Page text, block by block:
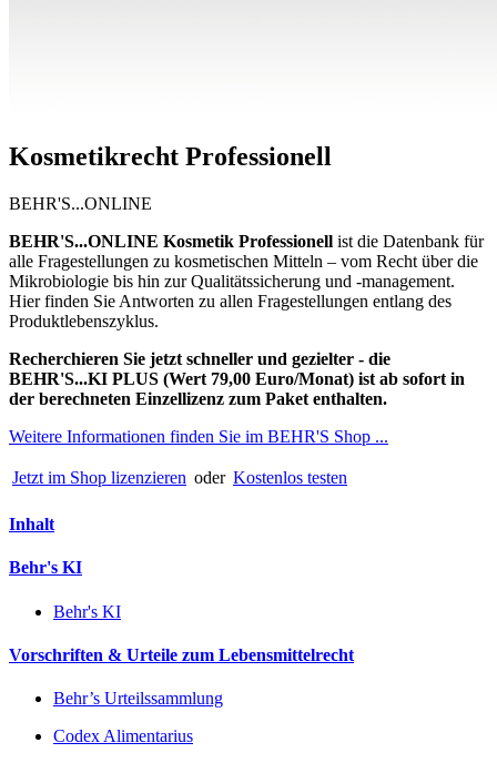
Kosmetikrecht Professionell
BEHR'S...ONLINE
BEHR'S...ONLINE Kosmetik Professionell ist die Datenbank für
alle Fragestellungen zu kosmetischen Mitteln – vom Recht über die
Mikrobiologie bis hin zur Qualitätssicherung und -management.
Hier finden Sie Antworten zu allen Fragestellungen entlang des
Produktlebenszyklus.
Recherchieren Sie jetzt schneller und gezielter - die
BEHR'S...KI PLUS (Wert 79,00 Euro/Monat) ist ab sofort in
der berechneten Einzellizenz zum Paket enthalten.
Weitere Informationen finden Sie im BEHR'S Shop ...
Jetzt im Shop lizenzieren oder Kostenlos testen
Inhalt
Behr's KI
Behr's KI
Vorschriften & Urteile zum Lebensmittelrecht
Behr’s Urteilssammlung
Codex Alimentarius